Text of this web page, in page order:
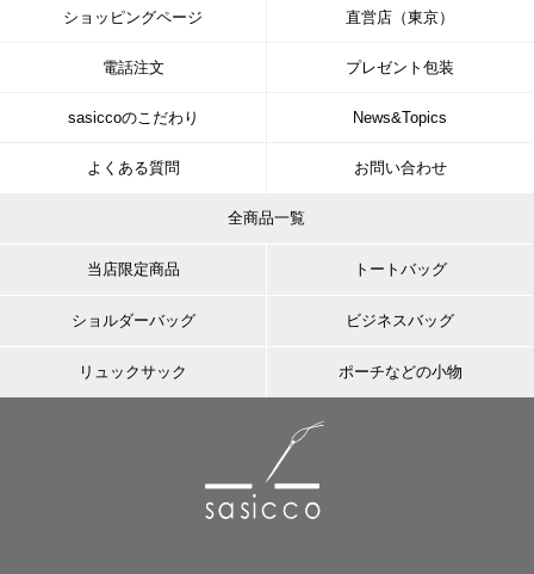
ショッピングページ 直営店（東京）
電話注文 プレゼント包装
sasiccoのこだわり News&Topics
よくある質問 お問い合わせ
全商品一覧
当店限定商品 トートバッグ
ショルダーバッグ ビジネスバッグ
リュックサック ポーチなどの小物